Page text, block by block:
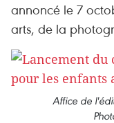
annoncé le 7
arts, de la
Affice de